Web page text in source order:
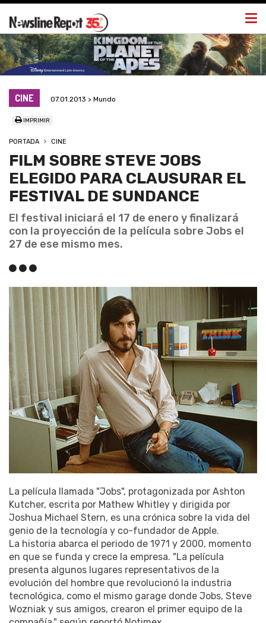
CINE 07.01.2013 > Mundo
IMPRIMIR
PORTADA CINE
FILM SOBRE STEVE JOBS
ELEGIDO PARA CLAUSURAR EL
FESTIVAL DE SUNDANCE
El festival iniciará el 17 de enero y finalizará
con la proyección de la película sobre Jobs el
27 de ese mismo mes.
La película llamada "Jobs", protagonizada por Ashton
Kutcher, escrita por Mathew Whitley y dirigida por
Joshua Michael Stern, es una crónica sobre la vida del
genio de la tecnología y co-fundador de Apple.
La historia abarca el periodo de 1971 y 2000, momento
en que se funda y crece la empresa. "La película
presenta algunos lugares representativos de la
evolución del hombre que revolucionó la industria
tecnológica, como el mismo garage donde Jobs, Steve
Wozniak y sus amigos, crearon el primer equipo de la